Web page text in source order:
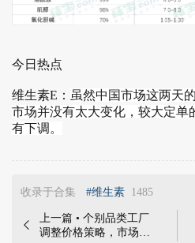
今日热点
维生素E： 虽然中国市场这两天
市场并没有太大变化，较大定单
有下调。
收录于合集 #维生素 1485

上一篇 • 个别品类工厂
调整价格策略，市场关